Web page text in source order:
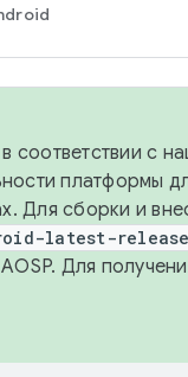
соответствии с
платформы
Для сборки и
latest-release
Для